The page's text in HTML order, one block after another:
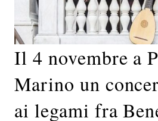
Il 4 novembre a
Marino un
ai legami fra